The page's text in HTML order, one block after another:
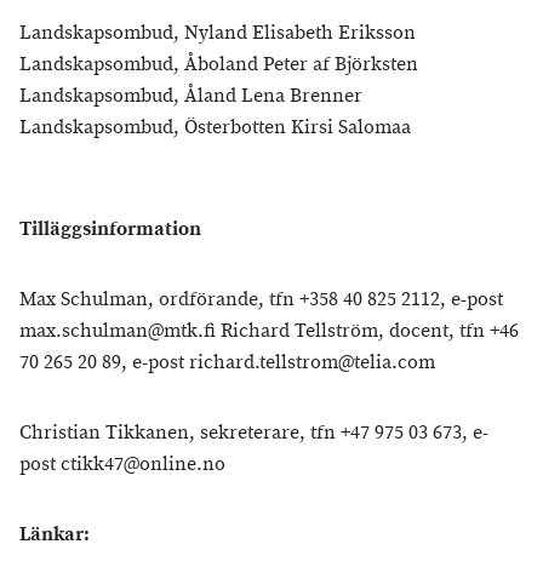
Landskapsombud, Nyland Elisabeth Eriksson
Landskapsombud, Åboland Peter af Björksten
Landskapsombud, Åland Lena Brenner
Landskapsombud, Österbotten Kirsi Salomaa
Tilläggsinformation
Max Schulman, ordförande, tfn +358 40 825 2112, e-post
max.schulman@mtk.fi Richard Tellström, docent, tfn +46
70 265 20 89, e-post richard.tellstrom@telia.com
Christian Tikkanen, sekreterare, tfn +47 975 03 673, e-
post ctikk47@online.no
Länkar: